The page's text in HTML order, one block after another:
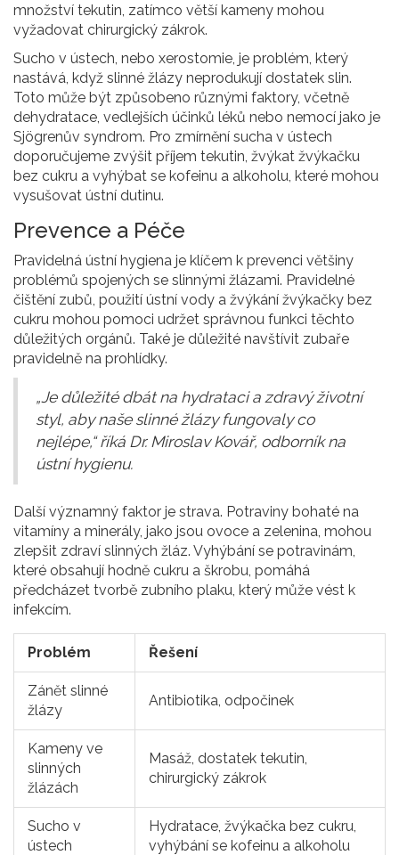
množství tekutin, zatímco větší kameny mohou
vyžadovat chirurgický zákrok.
Sucho v ústech, nebo xerostomie, je problém, který
nastává, když slinné žlázy neprodukují dostatek slin.
Toto může být způsobeno různými faktory, včetně
dehydratace, vedlejších účinků léků nebo nemocí jako je
Sjögrenův syndrom. Pro zmírnění sucha v ústech
doporučujeme zvýšit příjem tekutin, žvýkat žvýkačku
bez cukru a vyhýbat se kofeinu a alkoholu, které mohou
vysušovat ústní dutinu.
Prevence a Péče
Pravidelná ústní hygiena je klíčem k prevenci většiny
problémů spojených se slinnými žlázami. Pravidelné
čištění zubů, použití ústní vody a žvýkání žvýkačky bez
cukru mohou pomoci udržet správnou funkci těchto
důležitých orgánů. Také je důležité navštívit zubaře
pravidelně na prohlídky.
„Je důležité dbát na hydrataci a zdravý životní
styl, aby naše slinné žlázy fungovaly co
nejlépe,“ říká Dr. Miroslav Kovář, odborník na
ústní hygienu.
Další významný faktor je strava. Potraviny bohaté na
vitamíny a minerály, jako jsou ovoce a zelenina, mohou
zlepšit zdraví slinných žláz. Vyhýbání se potravinám,
které obsahují hodně cukru a škrobu, pomáhá
předcházet tvorbě zubního plaku, který může vést k
infekcím.
Problém Řešení
Zánět slinné
žlázy
Antibiotika, odpočinek
Kameny ve
slinných
žlázách
Masáž, dostatek tekutin,
chirurgický zákrok
Sucho v
ústech
Hydratace, žvýkačka bez cukru,
vyhýbání se kofeinu a alkoholu